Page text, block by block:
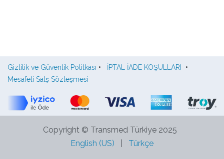
Gizlilik ve Güvenlik Politkası • İPTAL İADE KOŞULLARI
•
Mesafeli Satş Sözleşmesi
Copyright © Transmed Türkiye 2025
English (US)
Türkçe